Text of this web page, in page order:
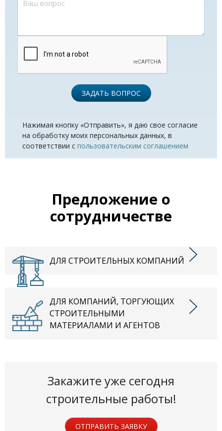
ЗАДАТЬ ВОПРОС
Нажимая кнопку «Отправить», я даю свое согласие
на обработку моих персональных данных, в
соответствии с пользовательским соглашением
Предложение о
сотрудничестве
ДЛЯ СТРОИТЕЛЬНЫХ КОМПАНИЙ
ДЛЯ КОМПАНИЙ, ТОРГУЮЩИХ
СТРОИТЕЛЬНЫМИ
МАТЕРИАЛАМИ И АГЕНТОВ
Закажите уже сегодня
строительные работы!
ОТПРАВИТЬ ЗАЯВКУ